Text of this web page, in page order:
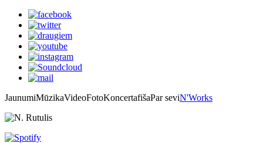
JaunumiMūzikaVideoFotoKoncertafišaPar seviN'Works